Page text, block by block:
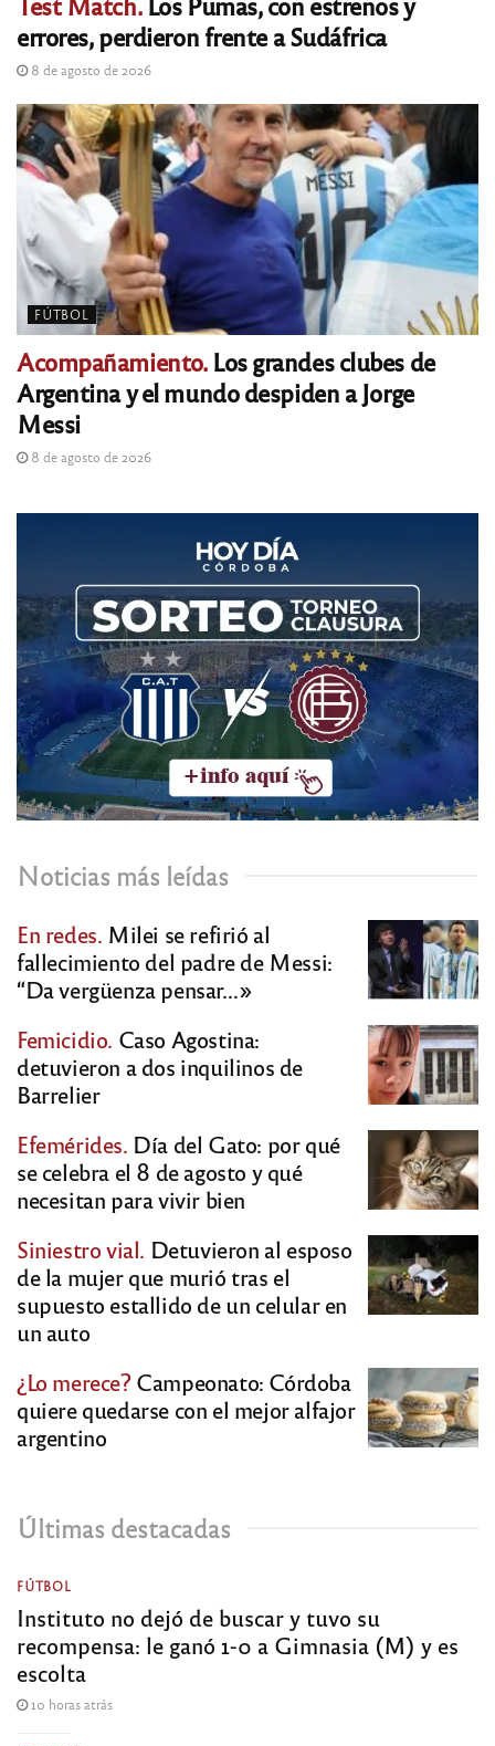
errores, perdieron frente a Sudáfrica
8 de agosto de 2026
FÚTBOL
Acompañamiento.Los grandes clubes de
Argentina y el mundo despiden a Jorge
Messi
8 de agosto de 2026
Noticias más leídas
En redes. Milei se refirió al
fallecimiento del padre de Messi:
“Da vergüenza pensar…»
Femicidio. Caso Agostina:
detuvieron a dos inquilinos de
Barrelier
Efemérides. Día del Gato: por qué
se celebra el 8 de agosto y qué
necesitan para vivir bien
Siniestro vial. Detuvieron al esposo
de la mujer que murió tras el
supuesto estallido de un celular en
un auto
¿Lo merece?Campeonato: Córdoba
quiere quedarse con el mejor alfajor
argentino
Últimas destacadas
FÚTBOL
Instituto no dejó de buscar y tuvo su
recompensa: le ganó 1-0 a Gimnasia (M) y es
escolta
10 horas atrás